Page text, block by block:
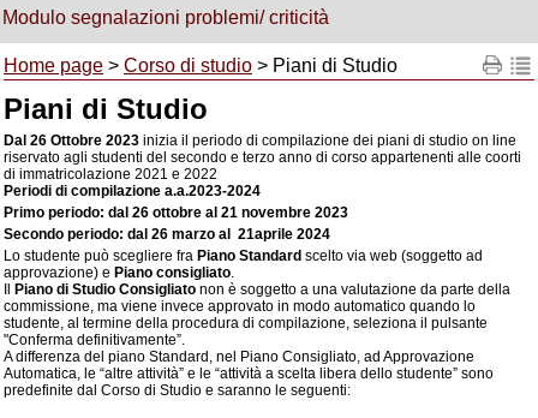
Modulo segnalazioni problemi/ criticità
Home page > Corso di studio > Piani di Studio
Piani di Studio
Dal 26 Ottobre 2023 inizia il periodo di compilazione dei piani di studio on line
riservato agli studenti del secondo e terzo anno di corso appartenenti alle coorti
di immatricolazione 2021 e 2022
Periodi di compilazione a.a.2023-2024
Primo periodo: dal 26 ottobre al 21 novembre 2023
Secondo periodo: dal 26 marzo al 21aprile 2024
Lo studente può scegliere fra Piano Standard scelto via web (soggetto ad
approvazione) e Piano consigliato.
Piano di Studio Consigliato non è soggetto a una valutazione da parte della
commissione, ma viene invece approvato in modo automatico quando lo
studente, al termine della procedura di compilazione, seleziona il pulsante
"Conferma definitivamente”.
A differenza del piano Standard, nel Piano Consigliato, ad Approvazione
Automatica, le “altre attività” e le “attività a scelta libera dello studente” sono
predefinite dal Corso di Studio e saranno le seguenti: